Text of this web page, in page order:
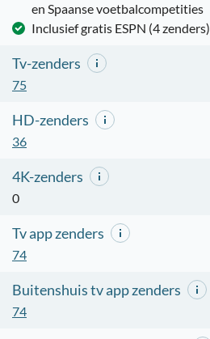
en Spaanse voetbalcompetities
Inclusief gratis ESPN (4 zenders)
Tv-zenders
75
HD-zenders
36
4K-zenders
0
Tv app zenders
74
Buitenshuis tv app zenders
74